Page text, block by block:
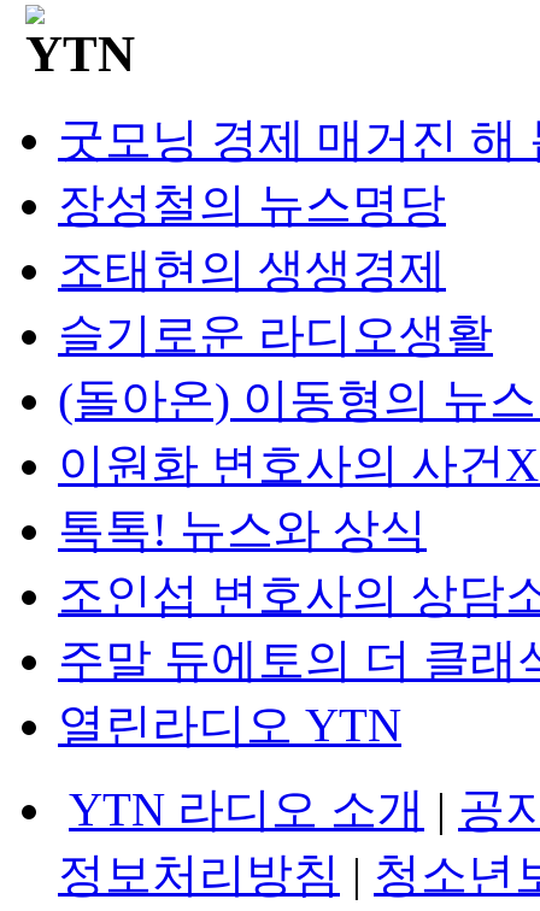
굿모닝 경제 매거진 해
장성철의 뉴스명당
조태현의 생생경제
슬기로운 라디오생활
(돌아온) 이동형의 뉴
이원화 변호사의 사건
톡톡! 뉴스와 상식
조인섭 변호사의 상담
주말 듀에토의 더 클래
열린라디오 YTN
YTN 라디오 소개 | 공
정보처리방침 | 청소년